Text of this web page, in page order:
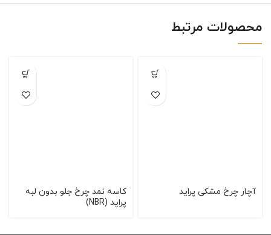
محصولات مرتبط
آچار چرخ مشكی پراید
کاسه نمد چرخ جلو بدون لبه
پراید (NBR)